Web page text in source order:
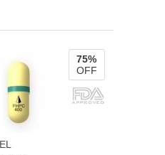
75%
OFF